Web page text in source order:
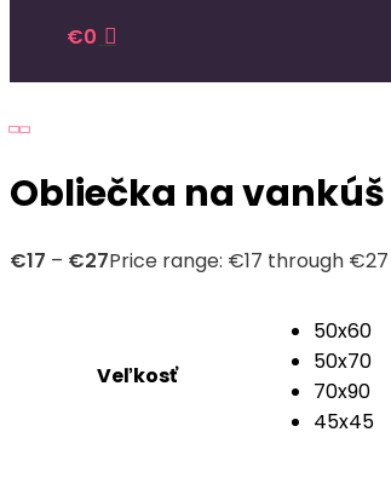
€0
Obliečka na vankúš
€17 – €27Price range: €17 through €27
Veľkosť
50x60
50x70
70x90
45x45